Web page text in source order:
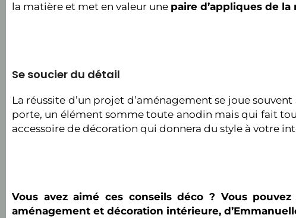
la matière et met en valeur une paire d’appliques de la
Se soucier du détail
La réussite d’un projet d’aménagement se joue
porte, un élément somme toute anodin mais qui fait
accessoire de décoration qui donnera du style à votre
Vous avez aimé ces conseils déco ? Vous
aménagement et décoration intérieure,